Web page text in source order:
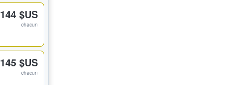
144 $US
chacun
145 $US
chacun